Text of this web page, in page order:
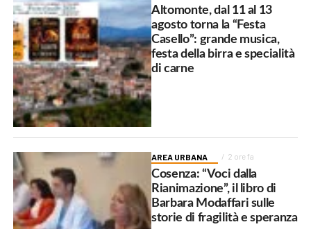
Altomonte, dal 11 al 13
agosto torna la “Festa
Casello”: grande musica,
festa della birra e specialità
di carne
AREA URBANA 2 ore fa
Cosenza: “Voci dalla
Rianimazione”, il libro di
Barbara Modaffari sulle
storie di fragilità e speranza